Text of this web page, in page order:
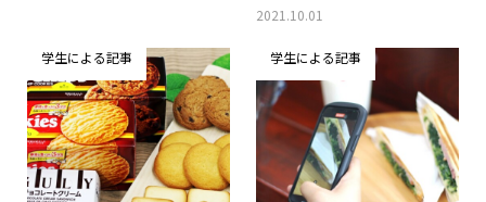
2021.10.01
学生による記事 学生による記事